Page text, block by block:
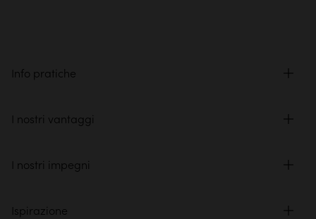
Info pratiche
I nostri vantaggi
I nostri impegni
Ispirazione